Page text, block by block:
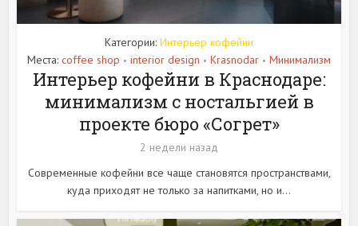
Категории: Интерьер кофейни
Места: coffee shop • interior design • Krasnodar • Минимализм
Интерьер кофейни в Краснодаре:
минимализм с ностальгией в
проекте бюро «Согрет»
2 недели назад
Современные кофейни все чаще становятся пространствами,
куда приходят не только за напитками, но и...